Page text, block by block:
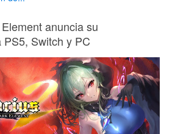
anuncia su
Switch y PC